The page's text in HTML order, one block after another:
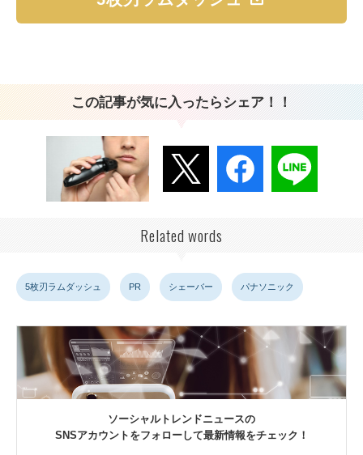
この記事が気に入ったらシェア！！
Related words
5枚刃ラムダッシュ PR シェーバー パナソニック
ソーシャルトレンドニュースの
SNSアカウントをフォローして最新情報をチェック！